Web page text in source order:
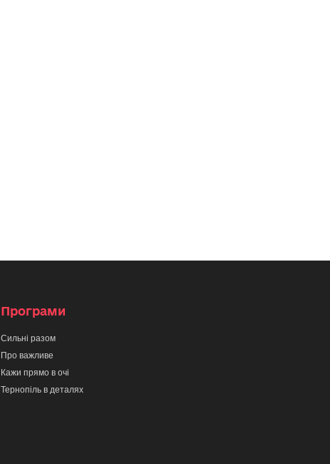
Програми
Сильні разом
Про важливе
Кажи прямо в очі
Тернопіль в деталях